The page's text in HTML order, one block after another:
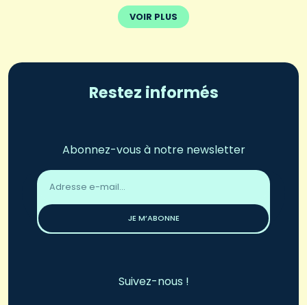
VOIR PLUS
Restez informés
Abonnez-vous à notre newsletter
Adresse
email
JE M’ABONNE
Suivez-nous !